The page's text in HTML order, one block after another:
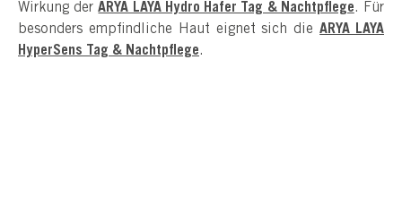
Wirkung derARYA LAYA Hydro Hafer Tag & Nachtpflege. Für
besonders empfindliche Haut eignet sich dieARYA LAYA
HyperSens Tag & Nachtpflege.